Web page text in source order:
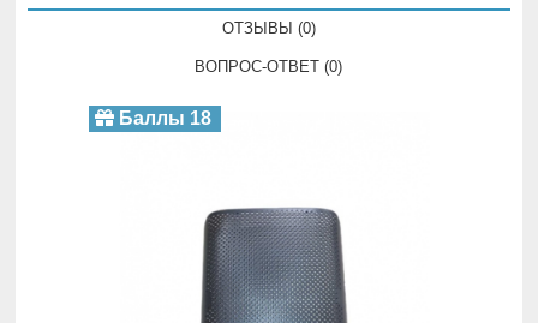
ОТЗЫВЫ (0)
ВОПРОС-ОТВЕТ (0)
Баллы 18